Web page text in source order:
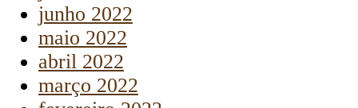
junho 2022
maio 2022
abril 2022
março 2022